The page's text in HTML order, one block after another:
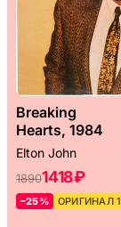
Breaking
Hearts, 1984
Elton John
18901418 ₽
–25% ОРИГИНАЛ